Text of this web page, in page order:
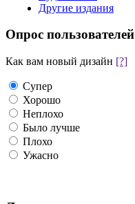
Другие издания
Опрос пользователей
Как вам новый дизайн [?]
Супер
Хорошо
Неплохо
Было лучше
Плохо
Ужасно